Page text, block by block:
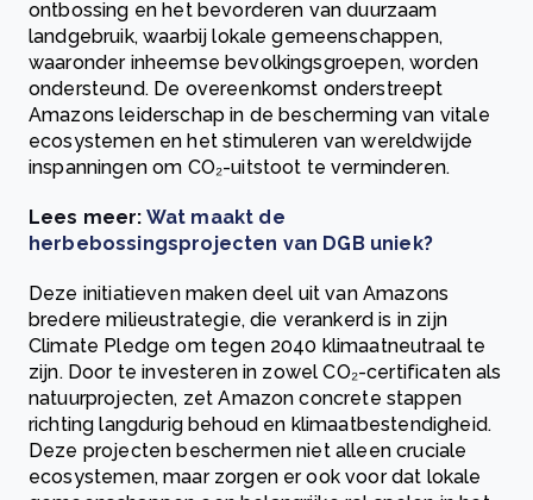
ontbossing en het bevorderen van duurzaam
landgebruik, waarbij lokale gemeenschappen,
waaronder inheemse bevolkingsgroepen, worden
ondersteund. De overeenkomst onderstreept
Amazons leiderschap in de bescherming van vitale
ecosystemen en het stimuleren van wereldwijde
inspanningen om CO₂-uitstoot te verminderen.
Lees meer: Wat maakt de
herbebossingsprojecten van DGB uniek?
Deze initiatieven maken deel uit van Amazons
bredere milieustrategie, die verankerd is in zijn
Climate Pledge om tegen 2040 klimaatneutraal te
zijn. Door te investeren in zowel CO₂-certificaten als
natuurprojecten, zet Amazon concrete stappen
richting langdurig behoud en klimaatbestendigheid.
Deze projecten beschermen niet alleen cruciale
ecosystemen, maar zorgen er ook voor dat lokale